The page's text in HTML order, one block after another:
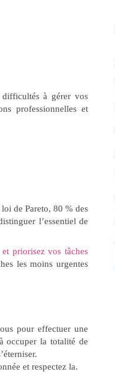
à gérer vos
professionnelles et
de Pareto, 80 % des
l’essentiel de
et priorisez vos tâches
les moins urgentes
pour effectuer une
occuper la totalité de
et respectez la.